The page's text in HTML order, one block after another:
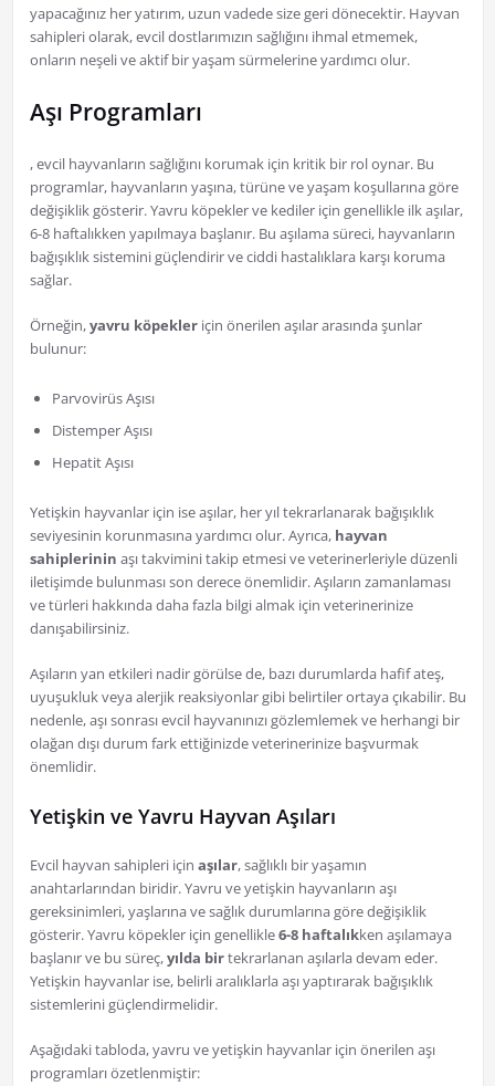
yapacağınız her yatırım, uzun vadede size geri dönecektir. Hayvan
sahipleri olarak, evcil dostlarımızın sağlığını ihmal etmemek,
onların neşeli ve aktif bir yaşam sürmelerine yardımcı olur.
Aşı Programları
, evcil hayvanların sağlığını korumak için kritik bir rol oynar. Bu
programlar, hayvanların yaşına, türüne ve yaşam koşullarına göre
değişiklik gösterir. Yavru köpekler ve kediler için genellikle ilk aşılar,
6-8 haftalıkken yapılmaya başlanır. Bu aşılama süreci, hayvanların
bağışıklık sistemini güçlendirir ve ciddi hastalıklara karşı koruma
sağlar.
Örneğin,yavru köpekleriçin önerilen aşılar arasında şunlar
bulunur:
Parvovirüs Aşısı
Distemper Aşısı
Hepatit Aşısı
Yetişkin hayvanlar için ise aşılar, her yıl tekrarlanarak bağışıklık
seviyesinin korunmasına yardımcı olur. Ayrıca, hayvan
sahiplerinin aşı takvimini takip etmesi ve veterinerleriyle düzenli
iletişimde bulunması son derece önemlidir. Aşıların zamanlaması
ve türleri hakkında daha fazla bilgi almak için veterinerinize
danışabilirsiniz.
Aşıların yan etkileri nadir görülse de, bazı durumlarda hafif ateş,
uyuşukluk veya alerjik reaksiyonlar gibi belirtiler ortaya çıkabilir. Bu
nedenle, aşı sonrası evcil hayvanınızı gözlemlemek ve herhangi bir
olağan dışı durum fark ettiğinizde veterinerinize başvurmak
önemlidir.
Yetişkin ve Yavru Hayvan Aşıları
Evcil hayvan sahipleri için aşılar, sağlıklı bir yaşamın
anahtarlarından biridir. Yavru ve yetişkin hayvanların aşı
gereksinimleri, yaşlarına ve sağlık durumlarına göre değişiklik
gösterir. Yavru köpekler için genellikle6-8 haftalıkken aşılamaya
başlanır ve bu süreç,yılda birtekrarlanan aşılarla devam eder.
Yetişkin hayvanlar ise, belirli aralıklarla aşı yaptırarak bağışıklık
sistemlerini güçlendirmelidir.
Aşağıdaki tabloda, yavru ve yetişkin hayvanlar için önerilen aşı
programları özetlenmiştir: